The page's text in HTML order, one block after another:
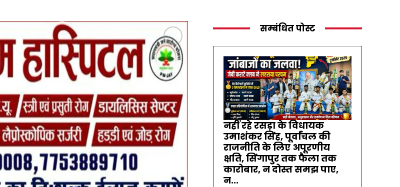
सम्बंधित पोस्ट
नहीं रहे रसड़ा के विधायक
उमाशंकर सिंह, पूर्वांचल की
राजनीति के लिए अपूरणीय
क्षति, सिंगापुर तक फैला तक
कारोबार, न दोस्त समझ पाए,
न...